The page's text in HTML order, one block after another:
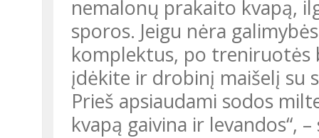
nemalonų prakaito kvapą,
sporos. Jeigu nėra
komplektus, po treniruotės
įdėkite ir drobinį maišelį su
Prieš apsiaudami sodos
kvapą gaivina ir levandos“,